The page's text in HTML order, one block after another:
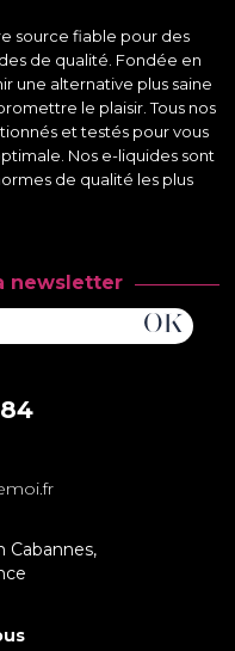
source fiable pour des
de qualité. Fondée en
une alternative plus saine
le plaisir. Tous nos
et testés pour vous
Nos e-liquides sont
de qualité les plus
newsletter
Cabannes,